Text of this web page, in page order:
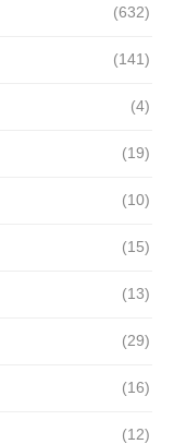
(632)
(141)
(4)
(19)
(10)
(15)
(13)
(29)
(16)
(12)